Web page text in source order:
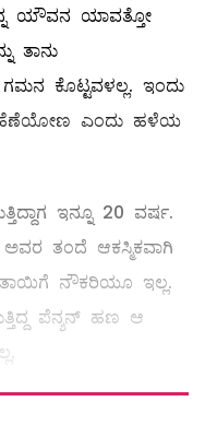
ಯೌವನ ಯಾವತ್ತೋ
ತಾನು
ಕೊಟ್ಟವಳಲ್ಲ. ಇಂದು
ಹೆಣೆಯೋಣ ಎಂದು ಹಳೆಯ
ಇನ್ನೂ 20 ವರ್ಷ.
ತಂದೆ ಆಕಸ್ಮಿಕವಾಗಿ
ತಾಯಿಗೆ ನೌಕರಿಯೂ ಇಲ್ಲ.
ಪೆನ್ಶನ್‌ ಹಣ ಆ